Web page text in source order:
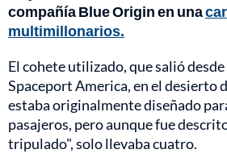
compañía Blue Origin en una
multimillonarios.
El cohete utilizado, que salió desde
Spaceport America, en el desierto
estaba originalmente diseñado
pasajeros, pero aunque fue
tripulado", solo llevaba cuatro.